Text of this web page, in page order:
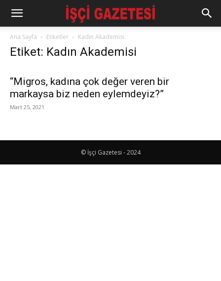
Ana Sayfa Etiketler Kadın Akademisi
Etiket: Kadın Akademisi
“Migros, kadına çok değer veren bir
markaysa biz neden eylemdeyiz?”
Mart 25, 2021
© İşçi Gazetesi - 2024